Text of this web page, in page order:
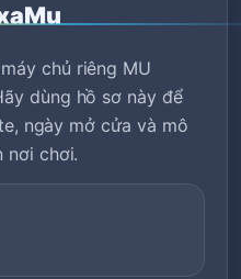
chủ riêng MU
dùng hồ sơ này để
ngày mở cửa và mô
nơi chơi.